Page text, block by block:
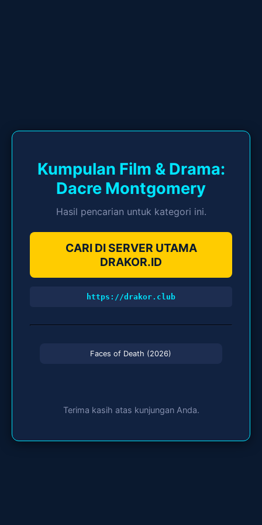
Kumpulan Film & Drama:
Dacre Montgomery
Hasil pencarian untuk kategori ini.
CARI DI SERVER UTAMA
DRAKOR.ID
https://drakor.club
Faces of Death (2026)
Terima kasih atas kunjungan Anda.